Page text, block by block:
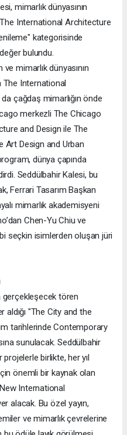
mimarlık dünyasının
International Architecture
kategorisinde
bulundu.
mimarlık dünyasının
The International
çağdaş mimarlığın önde
merkezli The Chicago
and Design ile The
Design and Urban
dünya çapında
Seddülbahir Kalesi, bu
Ferrari Tasarım Başkan
mimarlık akademisyeni
Chen-Yu Chiu ve
seçkin isimlerden oluşan jüri
gerçekleşecek tören
"The City and the
tarihlerinde Contemporary
sunulacak. Seddülbahir
birlikte, her yıl
önemli bir kaynak olan
International
alacak. Bu özel yayın,
ve mimarlık çevrelerine